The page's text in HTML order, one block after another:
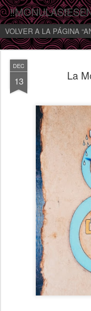
VOLVER A LA PÁGINA
DEC
13 La